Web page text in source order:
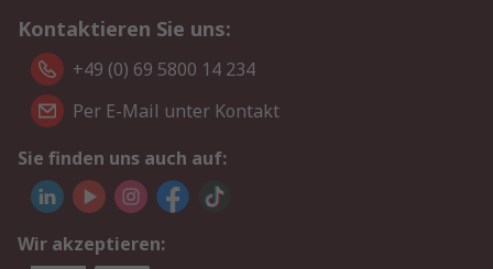
Kontaktieren Sie uns:
+49 (0) 69 5800 14 234
Per E-Mail unter Kontakt
Sie finden uns auch auf:
Wir akzeptieren: